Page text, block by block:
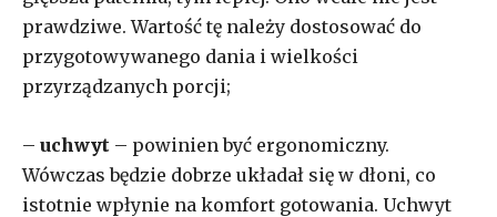
prawdziwe. Wartość tę należy dostosować do
przygotowywanego dania i wielkości
przyrządzanych porcji;
– uchwyt – powinien być ergonomiczny.
Wówczas będzie dobrze układał się w dłoni, co
istotnie wpłynie na komfort gotowania. Uchwyt